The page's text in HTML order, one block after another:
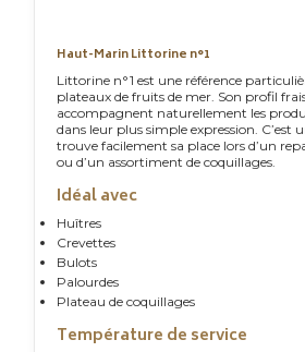
Haut-Marin Littorine n°1
Littorine n°1 est une référence
plateaux de fruits de mer. Son profil
accompagnent naturellement les
dans leur plus simple expression. C’est
trouve facilement sa place lors d’un
ou d’un assortiment de coquillages.
Idéal avec
Huîtres
Crevettes
Bulots
Palourdes
Plateau de coquillages
Température de service